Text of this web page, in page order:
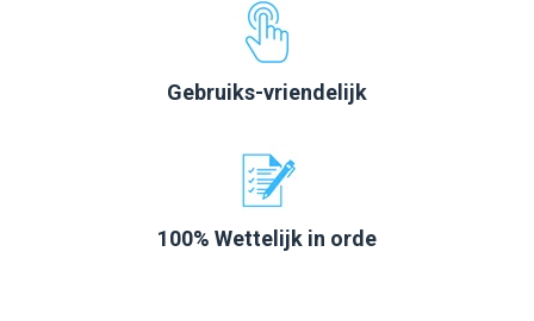
Gebruiks-vriendelijk
100% Wettelijk in orde